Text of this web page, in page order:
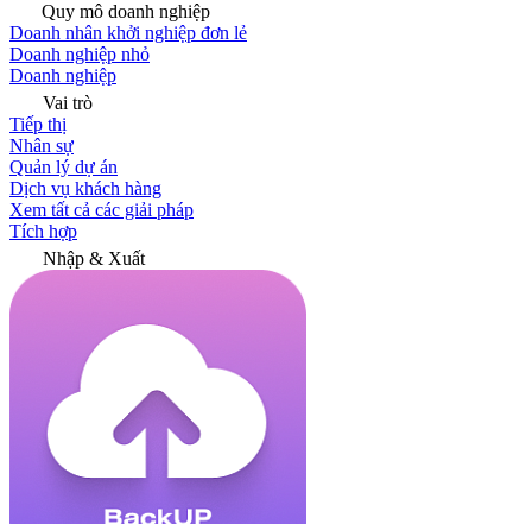
Quy mô doanh nghiệp
Doanh nhân khởi nghiệp đơn lẻ
Doanh nghiệp nhỏ
Doanh nghiệp
Vai trò
Tiếp thị
Nhân sự
Quản lý dự án
Dịch vụ khách hàng
Xem tất cả các giải pháp
Tích hợp
Nhập & Xuất